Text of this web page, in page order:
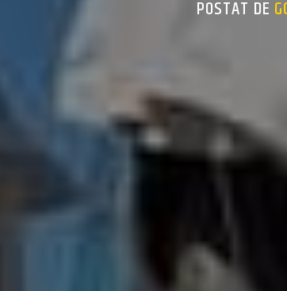
POSTAT DE